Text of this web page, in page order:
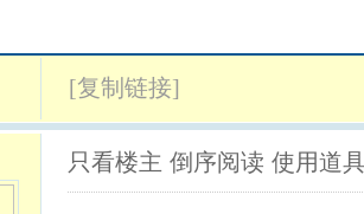
[复制链接]
只看楼主 倒序阅读 使用道